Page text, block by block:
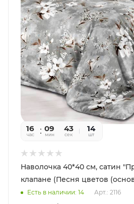
16
час
09
мин
41
сек
14
шт
Наволочка 40*40 см, сатин
клапане (Песня цветов
Есть в наличии: 14 Арт.: 2116